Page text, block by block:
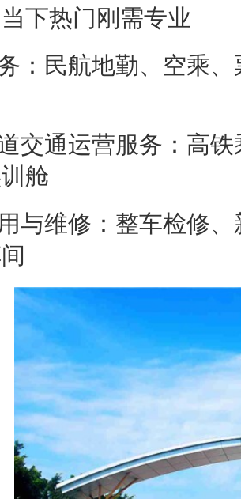
下热门刚需专业
：民航地勤、空乘
交通运营服务：高
舱
与维修：整车检修